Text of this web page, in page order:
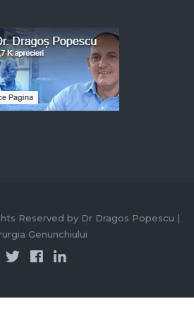
Reserved by Dr Dragos Popescu |
Genunchiului